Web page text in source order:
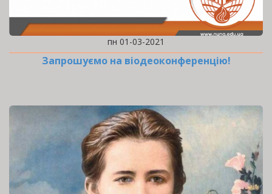
пн 01-03-2021
Запрошуємо на віодеоконференцію!